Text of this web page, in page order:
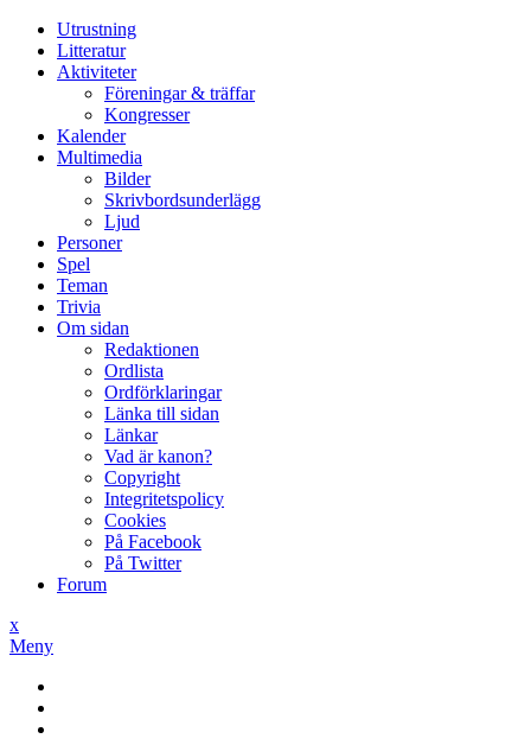
Utrustning
Litteratur
Aktiviteter
Föreningar & träffar
Kongresser
Kalender
Multimedia
Bilder
Skrivbordsunderlägg
Ljud
Personer
Spel
Teman
Trivia
Om sidan
Redaktionen
Ordlista
Ordförklaringar
Länka till sidan
Länkar
Vad är kanon?
Copyright
Integritetspolicy
Cookies
På Facebook
På Twitter
Forum
x
Meny